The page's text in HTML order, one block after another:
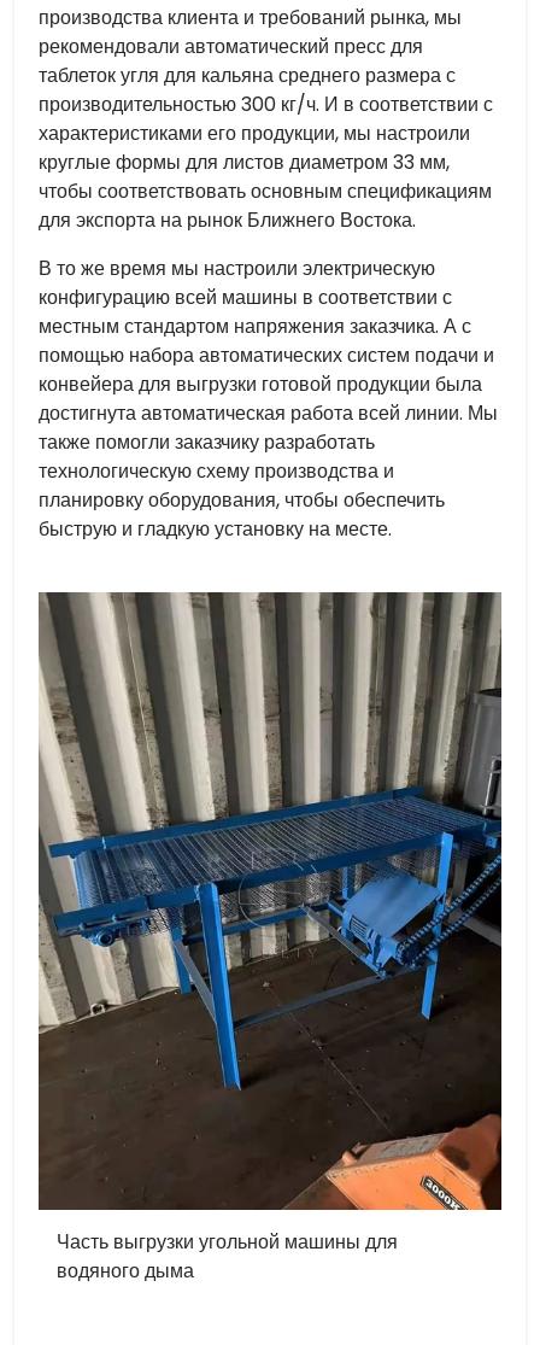
производства клиента и требований рынка, мы
рекомендовали автоматический пресс для
таблеток угля для кальяна среднего размера с
производительностью 300 кг/ч. И в соответствии с
характеристиками его продукции, мы настроили
круглые формы для листов диаметром 33 мм,
чтобы соответствовать основным спецификациям
для экспорта на рынок Ближнего Востока.
В то же время мы настроили электрическую
конфигурацию всей машины в соответствии с
местным стандартом напряжения заказчика. А с
помощью набора автоматических систем подачи и
конвейера для выгрузки готовой продукции была
достигнута автоматическая работа всей линии. Мы
также помогли заказчику разработать
технологическую схему производства и
планировку оборудования, чтобы обеспечить
быструю и гладкую установку на месте.
Часть выгрузки угольной машины для
водяного дыма